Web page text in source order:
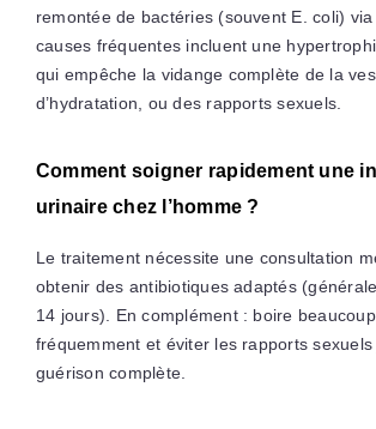
remontée de bactéries (souvent E. coli) via
causes fréquentes incluent une
qui empêche la vidange complète de la
d’hydratation, ou des rapports sexuels.
Comment soigner rapidement une
urinaire chez l’homme ?
Le traitement nécessite une consultation
obtenir des antibiotiques adaptés
14 jours). En complément : boire
fréquemment et éviter les rapports sexuels
guérison complète.